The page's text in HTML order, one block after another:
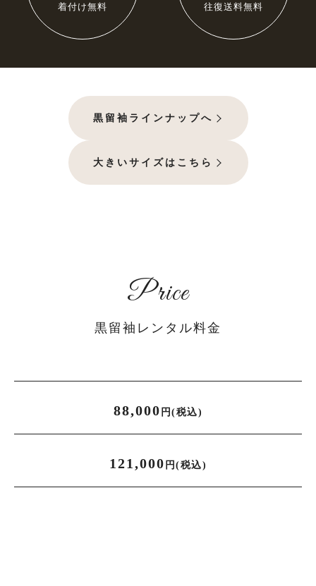
黒留袖
プラン・料金
黒留袖の商品一覧へ
大きいサイズ一覧へ
絽（夏の訪問着）
絽の商品一覧へ
着付け無料
往復送料無料
黒留袖ラインナップへ
大きいサイズはこちら
Price
黒留袖レンタル料金
88,000 円(税込)
121,000 円(税込)